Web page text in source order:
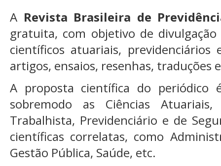
A Revista Brasileira de
gratuita, com objetivo de
científicos atuariais,
artigos, ensaios, resenhas, traduções
A proposta científica do periódico
sobremodo as Ciências
Trabalhista, Previdenciário e de
científicas correlatas, como
Gestão Pública, Saúde, etc.